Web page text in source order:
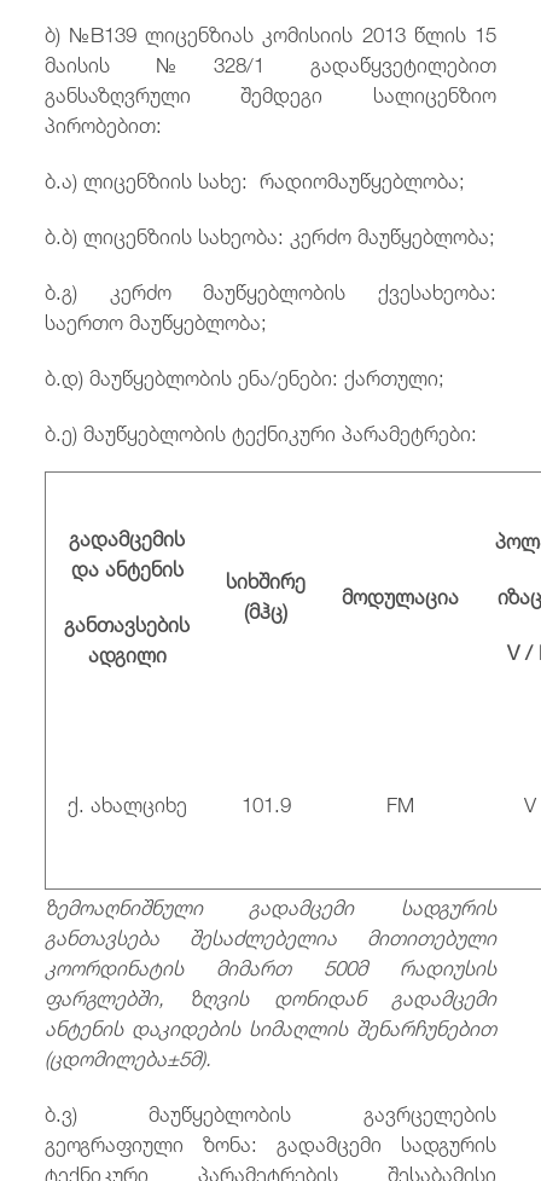
ბ) №B139 ლიცენზიას კომისიის 2013 წლის 15
მაისის №328/1 გადაწყვეტილებით
განსაზღვრული შემდეგი სალიცენზიო
პირობებით:
ბ.ა) ლიცენზიის სახე: რადიომაუწყებლობა;
ბ.ბ) ლიცენზიის სახეობა: კერძო მაუწყებლობა;
ბ.გ) კერძო მაუწყებლობის ქვესახეობა:
საერთო მაუწყებლობა;
ბ.დ) მაუწყებლობის ენა/ენები: ქართული;
ბ.ე) მაუწყებლობის ტექნიკური პარამეტრები:
გადამცემის
და ანტენის
განთავსების
ადგილი
სიხშირე
(მჰც) მოდულაცია
V /
ქ. ახალციხე 101.9 FM V
ზემოაღნიშნული გადამცემი სადგურის
განთავსება შესაძლებელია მითითებული
კოორდინატის მიმართ500მ რადიუსის
ფარგლებში, ზღვის დონიდან გადამცემი
ანტენის დაკიდების სიმაღლის შენარჩუნებით
(ცდომილება±5მ).
ბ.ვ) მაუწყებლობის გავრცელების
გეოგრაფიული ზონა: გადამცემი სადგურის
ტექნიკური პარამეტრების შესაბამისი